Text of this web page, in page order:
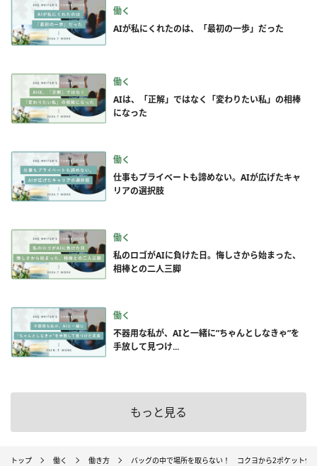
働く
AIが私にくれたのは、「最初の一歩」だった
働く
AIは、「正解」ではなく「変わりたい私」の相棒
になった
働く
仕事もプライベートも諦めない。AIが広げたキャ
リアの選択肢
働く
私のロゴがAIに負けた日。悔しさから始まった、
相棒との二人三脚
働く
不器用な私が、AIと一緒に”ちゃんとしなきゃ”を
手放して見つけ...
もっと見る
トップ 働く 働き方 バッグの中で場所を取らない！ コクヨから2ポケット仕